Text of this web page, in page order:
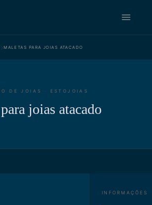
›MALETAS PARA JOIAS ATACADO
DE JOIAS · ESTOJOIAS
joias atacado
INFORMAÇÕES